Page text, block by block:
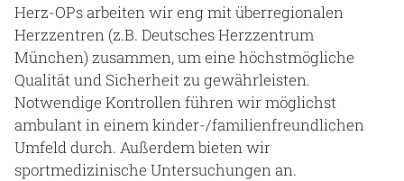
Herz-OPs arbeiten wir eng mit überregionalen
Herzzentren (z.B. Deutsches Herzzentrum
München) zusammen, um eine höchstmögliche
Qualität und Sicherheit zu gewährleisten.
Notwendige Kontrollen führen wir möglichst
ambulant in einem kinder-/familienfreundlichen
Umfeld durch. Außerdem bieten wir
sportmedizinische Untersuchungen an.